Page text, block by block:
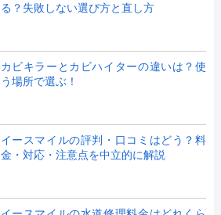
る？失敗しない選び方と直し方
カビキラーとカビハイターの違いは？使
う場所で選ぶ！
イースマイルの評判・口コミはどう？料
金・対応・注意点を中立的に解説